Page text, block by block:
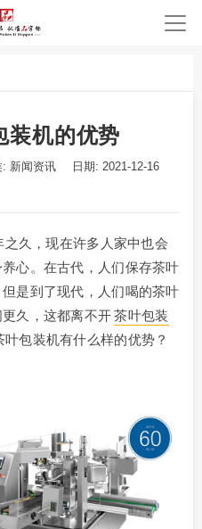
装机的优势
: 新闻资讯
日期: 2021-12-16
久，现在许多人家中也会
心。在古代，人们保存茶叶
是到了现代，人们喝的茶叶
久，这都离不开茶叶包装
包装机有什么样的优势？